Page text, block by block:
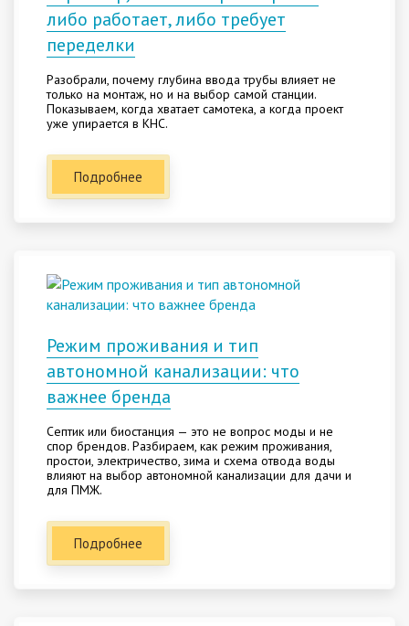
либо работает, либо требует
переделки
Разобрали, почему глубина ввода трубы влияет не
только на монтаж, но и на выбор самой станции.
Показываем, когда хватает самотека, а когда проект
уже упирается в КНС.
Подробнее
Режим проживания и тип
автономной канализации: что
важнее бренда
Септик или биостанция — это не вопрос моды и не
спор брендов. Разбираем, как режим проживания,
простои, электричество, зима и схема отвода воды
влияют на выбор автономной канализации для дачи и
для ПМЖ.
Подробнее